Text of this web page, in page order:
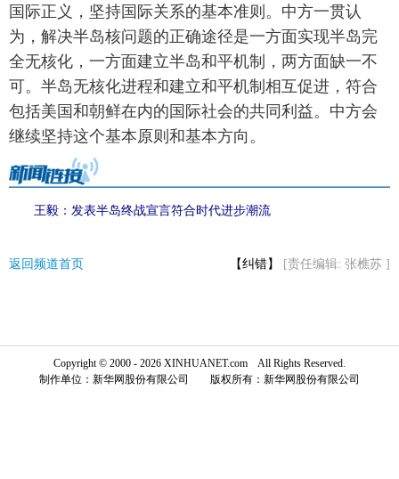
旅游 健康 信息化 数据
金融 公益 军事 无人机
富媒体 摄影 新华广播
新华电视中文
国际正义，坚持国际关系的基本准则。中方一贯认
为，解决半岛核问题的正确途径是一方面实现半岛完
全无核化，一方面建立半岛和平机制，两方面缺一不
可。半岛无核化进程和建立和平机制相互促进，符合
包括美国和朝鲜在内的国际社会的共同利益。中方会
继续坚持这个基本原则和基本方向。
王毅：发表半岛终战宣言符合时代进步潮流
返回频道首页 【纠错】 [责任编辑: 张樵苏 ]
Copyright © 2000 - 2026 XINHUANET.com All Rights Reserved.
制作单位：新华网股份有限公司 版权所有：新华网股份有限公司